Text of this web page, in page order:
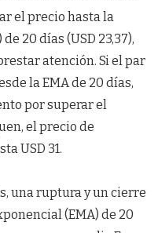
el precio hasta la
20 días (USD 23,37),
atención. Si el par
la EMA de 20 días,
por superar el
el precio de
USD 31.
una ruptura y un cierre
(EMA) de 20